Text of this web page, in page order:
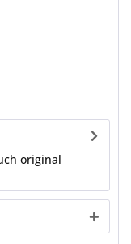
original